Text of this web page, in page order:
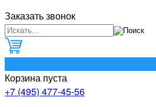
Заказать звонок
Корзина пуста
+7 (495) 477-45-56